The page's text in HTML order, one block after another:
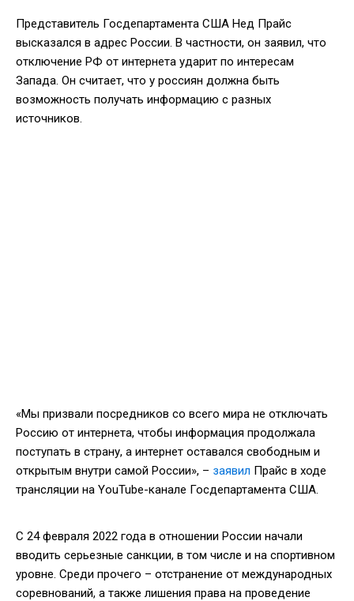
Представитель Госдепартамента США Нед Прайс
высказался в адрес России. В частности, он заявил, что
отключение РФ от интернета ударит по интересам
Запада. Он считает, что у россиян должна быть
возможность получать информацию с разных
источников.
«Мы призвали посредников со всего мира не отключать
Россию от интернета, чтобы информация продолжала
поступать в страну, а интернет оставался свободным и
открытым внутри самой России», – заявил Прайс в ходе
трансляции на YouTube-канале Госдепартамента США.
С 24 февраля 2022 года в отношении России начали
вводить серьезные санкции, в том числе и на спортивном
уровне. Среди прочего – отстранение от международных
соревнований, а также лишения права на проведение